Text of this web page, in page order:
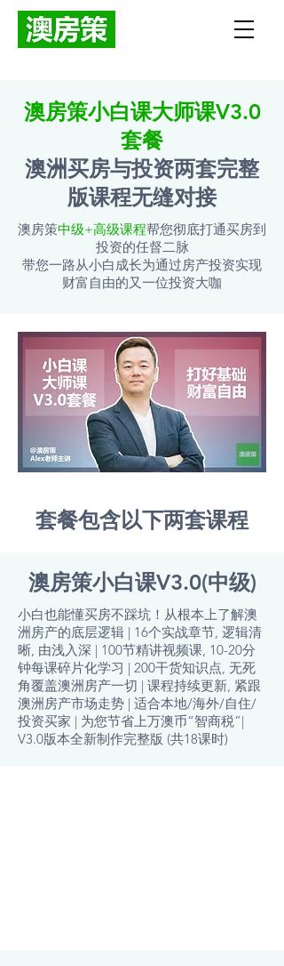
澳房策小白课大师课V3.0
套餐
澳洲买房与投资两套完整
版课程无缝对接
​澳房策中级+高级课程帮您彻底打通买房到
投资的任督二脉
带您一路从小白成长为通过房产投资实现
财富自由的又一位投资大咖
套餐包含以下两套课程
澳房策小白课V3.0(中级)
小白也能懂买房不踩坑！从根本上了解澳
洲房产的底层逻辑 | 16个实战章节, 逻辑清
晰, 由浅入深 | 100节精讲视频课, 10-20分
钟每课碎片化学习 | 200干货知识点, 无死
角覆盖澳洲房产一切 | 课程持续更新, 紧跟
澳洲房产市场走势 | 适合本地/海外/自住/
投资买家 | 为您节省上万澳币“智商税”|
V3.0版本全新制作完整版 (共18课时)